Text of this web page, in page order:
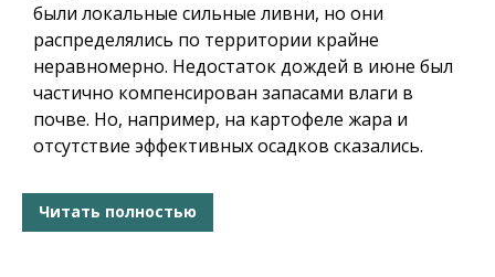
были локальные сильные ливни, но они
распределялись по территории крайне
неравномерно. Недостаток дождей в июне был
частично компенсирован запасами влаги в
почве. Но, например, на картофеле жара и
отсутствие эффективных осадков сказались.
Читать полностью